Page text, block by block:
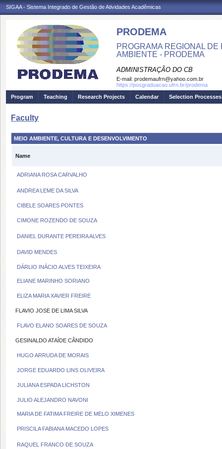
SIGAA - Sistema Integrado de Gestão de Atividades Acadêmicas
PRODEMA
PROGRAMA REGIONAL
AMBIENTE - PRODEMA
ADMINISTRAÇÃO DO CB
E-mail: prodemaufrn@yahoo.com.br
https://posgraduacao.ufrn.br/prodema
Program
Teaching Research Projects Calendar Selection Processes
Faculty
MEIO AMBIENTE, CULTURA E DESENVOLVIMENTO
Name
ADRIANA ROSA CARVALHO
ANDREA LEME DA SILVA
CIBELE SOARES PONTES
CIMONE ROZENDO DE SOUZA
DANIEL DURANTE PEREIRA ALVES
DAVID MENDES
DÁRLIO INÁCIO ALVES TEIXEIRA
ELIANE MARINHO SORIANO
ELIZA MARIA XAVIER FREIRE
FLAVIO JOSE DE LIMA SILVA
FLAVO ELANO SOARES DE SOUZA
GESINALDO ATAÍDE CÂNDIDO
HUGO ARRUDA DE MORAIS
JORGE EDUARDO LINS OLIVEIRA
JULIANA ESPADA LICHSTON
JULIO ALEJANDRO NAVONI
MARIA DE FATIMA FREIRE DE MELO XIMENES
PRISCILA FABIANA MACEDO LOPES
RAQUEL FRANCO DE SOUZA